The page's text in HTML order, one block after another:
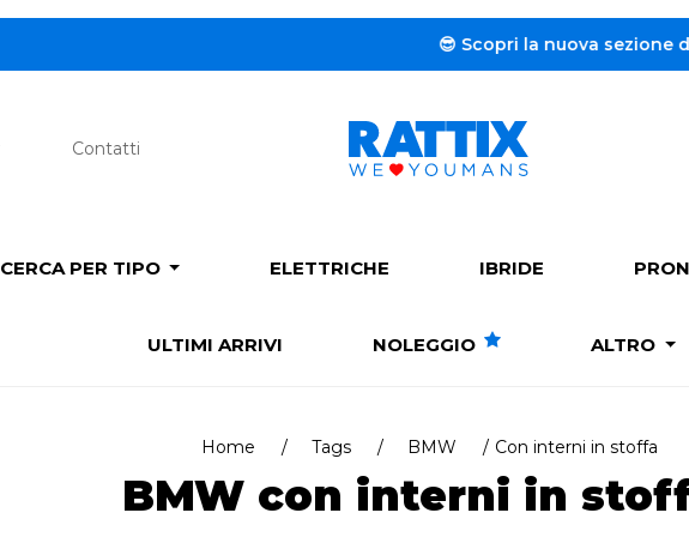
😎 Scopri la nuova sezione dedicata al
Contatti
CERCA PER TIPO ELETTRICHE IBRIDE
ULTIMI ARRIVI NOLEGGIO ALTRO
Home Tags BMW Con interni in stoffa
BMW con interni in